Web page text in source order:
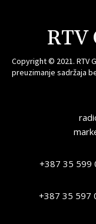
RTV
Copyright © 2021. RTV
preuzimanje sadržaja
+387 35 599
+387 35 597